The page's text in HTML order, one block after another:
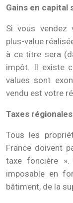
Gains en capital
Si vous vendez
plus-value
à ce titre sera
impôt. Il existe
values ​​sont
vendu est votre
Taxes régionales
Tous les
France doivent
taxe foncière
imposable en
bâtiment, de la